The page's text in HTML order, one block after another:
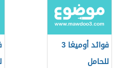
فوائد أوميغا 3
للحامل